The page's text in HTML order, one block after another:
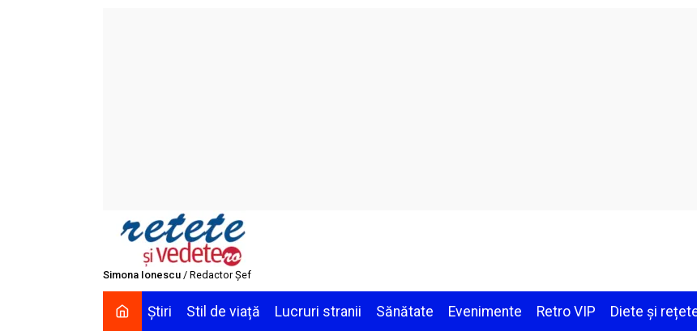
Simona Ionescu / Redactor Șef
Știri Stil de viață Lucruri stranii Sănătate Evenimente Retro VIP Diete și